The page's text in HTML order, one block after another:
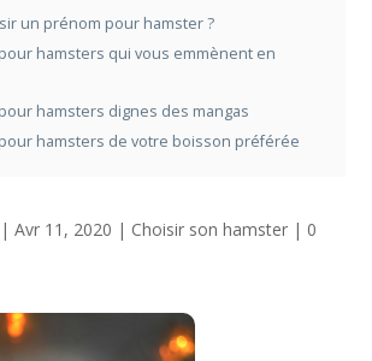
un prénom pour hamster ?
hamsters qui vous emmènent en
hamsters dignes des mangas
hamsters de votre boisson préférée
|Avr 11, 2020 | Choisir son hamster | 0